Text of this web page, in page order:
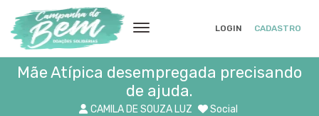
LOGIN CADASTRO
Mãe Atípica desempregada precisando
de ajuda.
CAMILA DE SOUZA LUZ Social